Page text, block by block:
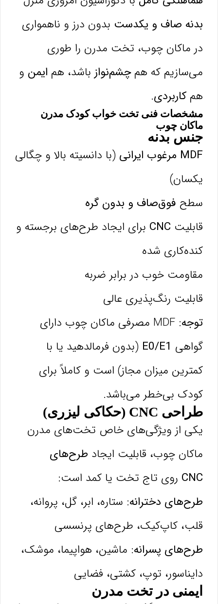
بدنه صاف و یکدست بدون درز و ناهمواری
در ماکان چوب، تخت مدرن را طوری
می‌سازیم که همچشم‌نواز باشد، هم ایمن و
همکاربردی.
مشخصات فنی تخت خواب کودک مدرن
ماکان چوب
جنس بدنه
MDF مرغوب ایرانی
(با دانسیته بالا و چگالی
یکسان)
سطح فوق‌صاف و بدون گره
قابلیت CNC برای ایجاد طرح‌های برجسته و
کنده‌کاری شده
مقاومت خوب در برابر ضربه
قابلیت رنگ‌پذیری عالی
توجه:
MDF مصرفی ماکان چوب دارای
گواهی E0/E1 (بدون فرمالدهید یا با
کمترین میزان مجاز) است و کاملاً برای
کودک بی‌خطر می‌باشد.
طراحی CNC (حکاکی لیزری)
یکی از ویژگی‌های خاص تخت‌های مدرن
ماکان چوب، قابلیت ایجاد طرح‌های
CNC روی تاج تخت یا کمد است:
طرح‌های دخترانه: ستاره، ابر، گل، پروانه،
قلب، کاپ‌کیک، طرح‌های پرنسسی
طرح‌های پسرانه: ماشین، هواپیما، موشک،
دایناسور، توپ، کشتی، فضایی
ایمنی در تخت مدرن